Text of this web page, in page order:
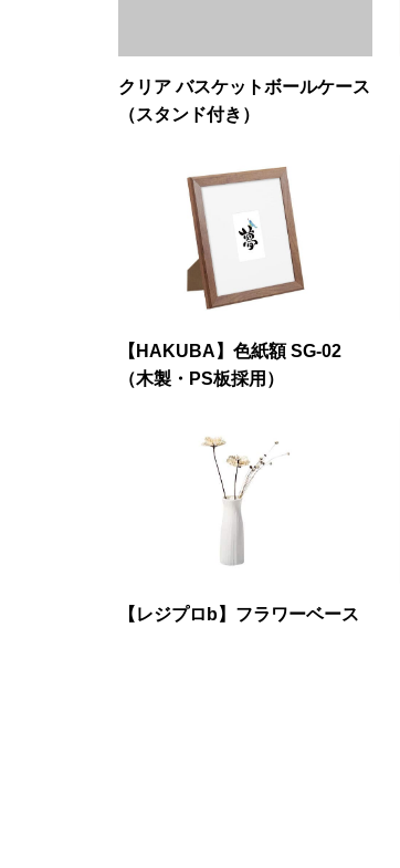
クリア バスケットボールケース
（スタンド付き）
【HAKUBA】色紙額 SG-02
（木製・PS板採用）
【レジプロb】フラワーベース